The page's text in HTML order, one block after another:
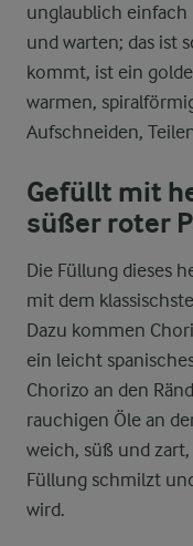
unglaublich
und warten; das ist
kommt, ist ein
warmen,
Aufschneiden,
Gefüllt mit
süßer roter
Die Füllung dieses
mit dem
Dazu kommen
ein leicht
Chorizo an den
rauchigen Öle an
weich, süß und
Füllung schmilzt
wird.